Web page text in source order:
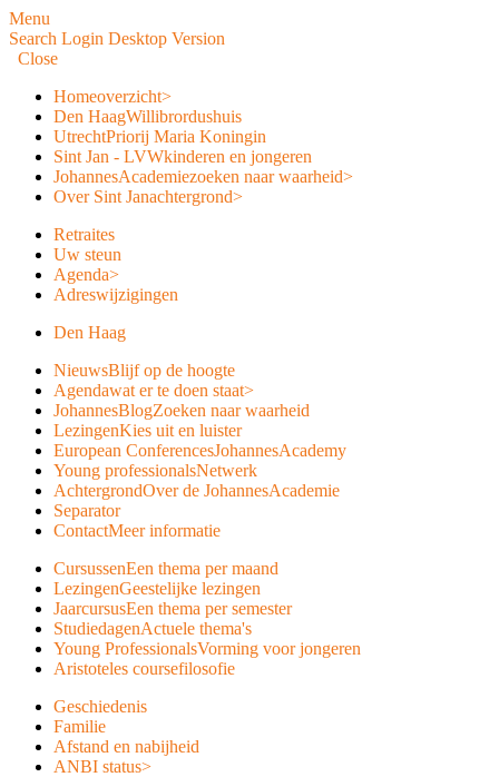
Menu
Search Login Desktop Version
Close
Homeoverzicht>
Den HaagWillibrordushuis
UtrechtPriorij Maria Koningin
Sint Jan - LVWkinderen en jongeren
JohannesAcademiezoeken naar waarheid>
Over Sint Janachtergrond>
Retraites
Uw steun
Agenda>
Adreswijzigingen
Den Haag
NieuwsBlijf op de hoogte
Agendawat er te doen staat>
JohannesBlogZoeken naar waarheid
LezingenKies uit en luister
European ConferencesJohannesAcademy
Young professionalsNetwerk
AchtergrondOver de JohannesAcademie
Separator
ContactMeer informatie
CursussenEen thema per maand
LezingenGeestelijke lezingen
JaarcursusEen thema per semester
StudiedagenActuele thema's
Young ProfessionalsVorming voor jongeren
Aristoteles coursefilosofie
Geschiedenis
Familie
Afstand en nabijheid
ANBI status>